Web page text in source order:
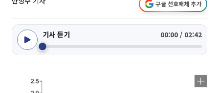
구글 선호매체 추가
기사 듣기 00:00 / 02:42